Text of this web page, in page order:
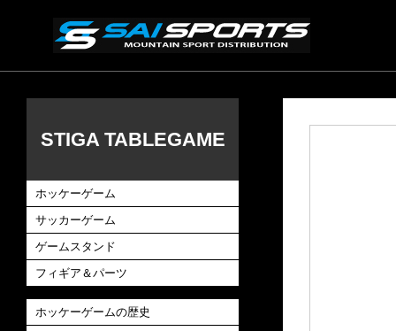
STIGA TABLEGAME
ホッケーゲーム
サッカーゲーム
ゲームスタンド
フィギア＆パーツ
ホッケーゲームの歴史